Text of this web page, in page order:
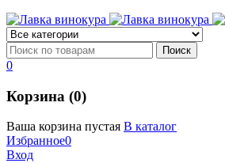
0
Корзина (0)
Ваша корзина пустая В каталог
Избранное0
Вход